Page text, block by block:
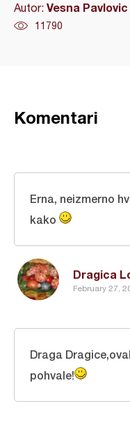
Autor: Vesna Pavlovic
11790
Komentari
Dragica
February 27,
Erna, neizmerno
kako
Draga
pohvale!